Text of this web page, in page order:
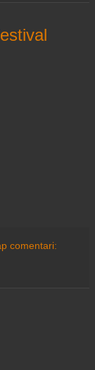
comentari: